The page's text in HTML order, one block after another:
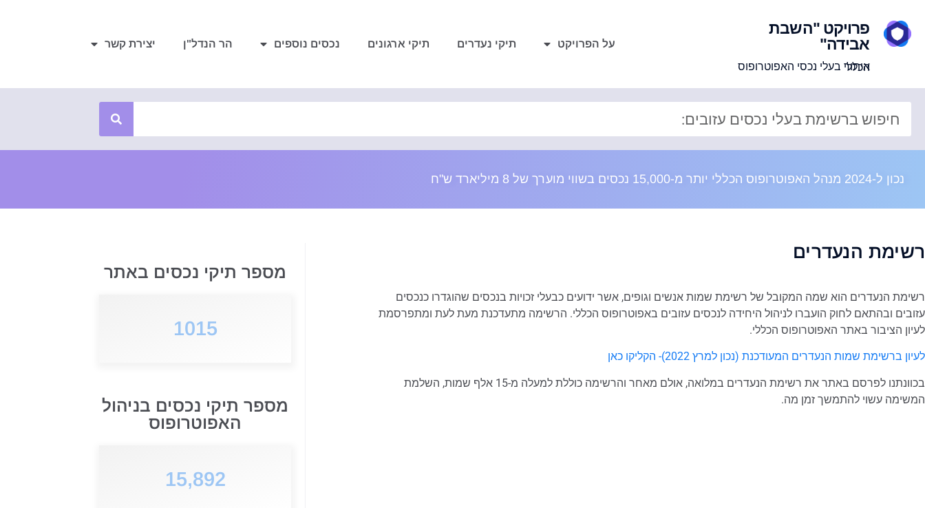
פרויקט "השבת
אבידה"
איתור בעלי נכסי האפוטרופוס הכללי
על הפרויקט תיקי נעדרים תיקי ארגונים נכסים נוספים הר הנדל"ן יצירת קשר
נכון ל-2024 מנהל האפוטרופוס הכללי יותר מ-15,000 נכסים בשווי מוערך של 8 מיליארד ש"ח
רשימת הנעדרים
רשימת הנעדרים הוא שמה המקובל של רשימת שמות אנשים וגופים, אשר ידועים כבעלי זכויות בנכסים שהוגדרו כנכסים
עזובים ובהתאם לחוק הועברו לניהול היחידה לנכסים עזובים באפוטרופוס הכללי. הרשימה מתעדכנת מעת לעת ומתפרסמת
לעיון הציבור באתר האפוטרופוס הכללי.
לעיון ברשימת שמות הנעדרים המעודכנת (נכון למרץ 2022)- הקליקו כאן
בכוונתנו לפרסם באתר את רשימת הנעדרים במלואה, אולם מאחר והרשימה כוללת למעלה מ-15 אלף שמות, השלמת
המשימה עשוי להתמשך זמן מה.
מספר תיקי נכסים באתר
1015
מספר תיקי נכסים בניהול
האפוטרופוס
15,892